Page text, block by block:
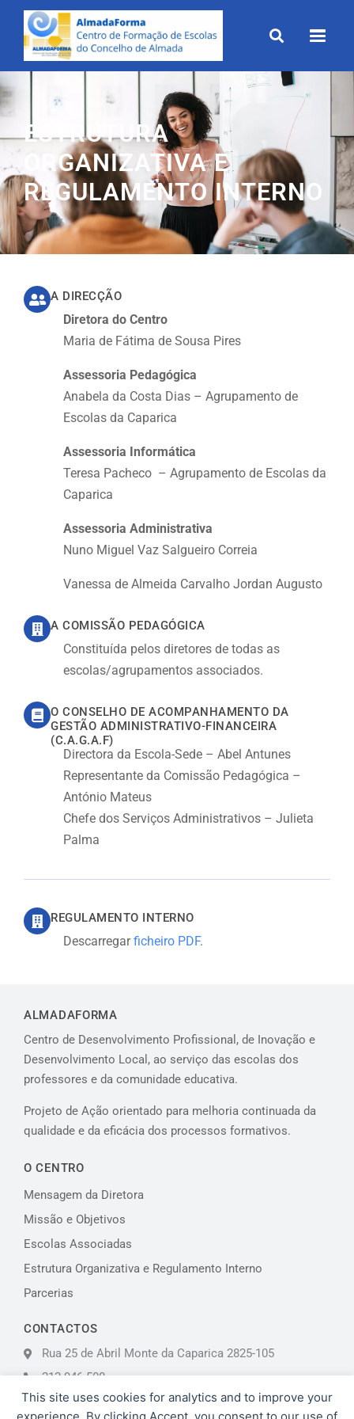
This site uses cookies for analytics and to improve your
content
ESTRUTURA
ORGANIZATIVA E
REGULAMENTO INTERNO
A DIRECÇÃO
Diretora do Centro
Maria de Fátima de Sousa Pires
Assessoria Pedagógica
Anabela da Costa Dias – Agrupamento de
Escolas da Caparica
Assessoria Informática
Teresa Pacheco – Agrupamento de Escolas da
Caparica
Assessoria Administrativa
Nuno Miguel Vaz Salgueiro Correia
Vanessa de Almeida Carvalho Jordan Augusto
A COMISSÃO PEDAGÓGICA
Constituída pelos diretores de todas as
escolas/agrupamentos associados.
O CONSELHO DE ACOMPANHAMENTO DA
GESTÃO ADMINISTRATIVO-FINANCEIRA
(C.A.G.A.F)
Directora da Escola-Sede – Abel Antunes
Representante da Comissão Pedagógica –
António Mateus
Chefe dos Serviços Administrativos – Julieta
Palma
REGULAMENTO INTERNO
Descarregarficheiro PDF.
ALMADAFORMA
Centro de Desenvolvimento Profissional, de Inovação e
Desenvolvimento Local, ao serviço das escolas dos
professores e da comunidade educativa.
Projeto de Ação orientado para melhoria continuada da
qualidade e da eficácia dos processos formativos.
O CENTRO
Mensagem da Diretora
Missão e Objetivos
Escolas Associadas
Estrutura Organizativa e Regulamento Interno
Parcerias
CONTACTOS
Rua 25 de Abril Monte da Caparica 2825-105
212 946 508
almadaforma@aecaparica.pt